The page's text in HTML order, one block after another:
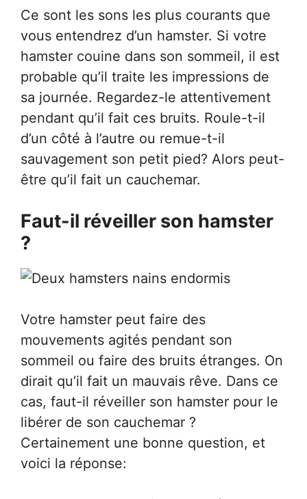
Ce sont les sons les plus courants que
vous entendrez d’un hamster. Si votre
hamster couine dans son sommeil, il est
probable qu’il traite les impressions de
sa journée. Regardez-le attentivement
pendant qu’il fait ces bruits. Roule-t-il
d’un côté à l’autre ou remue-t-il
sauvagement son petit pied? Alors peut-
être qu’il fait un cauchemar.
Faut-il réveiller son hamster
?
Votre hamster peut faire des
mouvements agités pendant son
sommeil ou faire des bruits étranges. On
dirait qu’il fait un mauvais rêve. Dans ce
cas, faut-il réveiller son hamster pour le
libérer de son cauchemar ?
Certainement une bonne question, et
voici la réponse: